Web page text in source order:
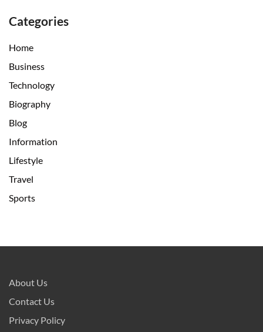
Categories
Home
Business
Technology
Biography
Blog
Information
Lifestyle
Travel
Sports
About Us
Contact Us
Privacy Policy